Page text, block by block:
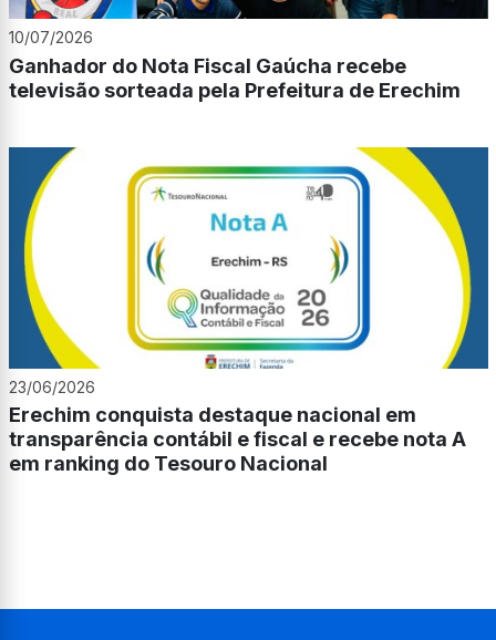
10/07/2026
Ganhador do Nota Fiscal Gaúcha recebe
televisão sorteada pela Prefeitura de Erechim
23/06/2026
Erechim conquista destaque nacional em
transparência contábil e fiscal e recebe nota A
em ranking do Tesouro Nacional